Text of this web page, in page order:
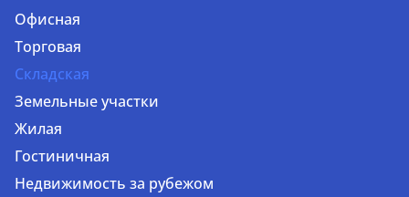
Офисная
Торговая
Складская
Земельные участки
Жилая
Гостиничная
Недвижимость за рубежом